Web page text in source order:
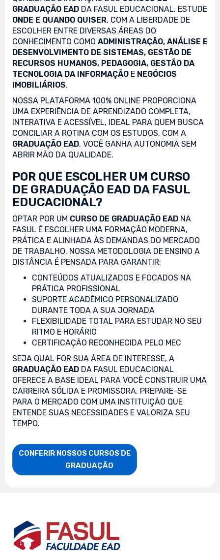
GRADUAÇÃO EAD DA FASUL EDUCACIONAL. ESTUDE
ONDE E QUANDO QUISER, COM A LIBERDADE DE
ESCOLHER ENTRE DIVERSAS ÁREAS DO
CONHECIMENTO COMO ADMINISTRAÇÃO, ANÁLISE E
DESENVOLVIMENTO DE SISTEMAS, GESTÃO DE
RECURSOS HUMANOS, PEDAGOGIA, GESTÃO DA
TECNOLOGIA DA INFORMAÇÃO E NEGÓCIOS
IMOBILIÁRIOS.
NOSSA PLATAFORMA 100% ONLINE PROPORCIONA
UMA EXPERIÊNCIA DE APRENDIZADO COMPLETA,
INTERATIVA E ACESSÍVEL, IDEAL PARA QUEM BUSCA
CONCILIAR A ROTINA COM OS ESTUDOS. COM A
GRADUAÇÃO EAD, VOCÊ GANHA AUTONOMIA SEM
ABRIR MÃO DA QUALIDADE.
POR QUE ESCOLHER UM CURSO
DE GRADUAÇÃO EAD DA FASUL
EDUCACIONAL?
OPTAR POR UM CURSO DE GRADUAÇÃO EAD NA
FASUL É ESCOLHER UMA FORMAÇÃO MODERNA,
PRÁTICA E ALINHADA ÀS DEMANDAS DO MERCADO
DE TRABALHO. NOSSA METODOLOGIA DE ENSINO A
DISTÂNCIA É PENSADA PARA GARANTIR:
CONTEÚDOS ATUALIZADOS E FOCADOS NA
PRÁTICA PROFISSIONAL
SUPORTE ACADÊMICO PERSONALIZADO
DURANTE TODA A SUA JORNADA
FLEXIBILIDADE TOTAL PARA ESTUDAR NO SEU
RITMO E HORÁRIO
CERTIFICAÇÃO RECONHECIDA PELO MEC
SEJA QUAL FOR SUA ÁREA DE INTERESSE, A
GRADUAÇÃO EAD DA FASUL EDUCACIONAL
OFERECE A BASE IDEAL PARA VOCÊ CONSTRUIR UMA
CARREIRA SÓLIDA E PROMISSORA. PREPARE-SE
PARA O MERCADO COM UMA INSTITUIÇÃO QUE
ENTENDE SUAS NECESSIDADES E VALORIZA SEU
TEMPO.
CONFERIR NOSSOS CURSOS DE
                    GRADUAÇÃO